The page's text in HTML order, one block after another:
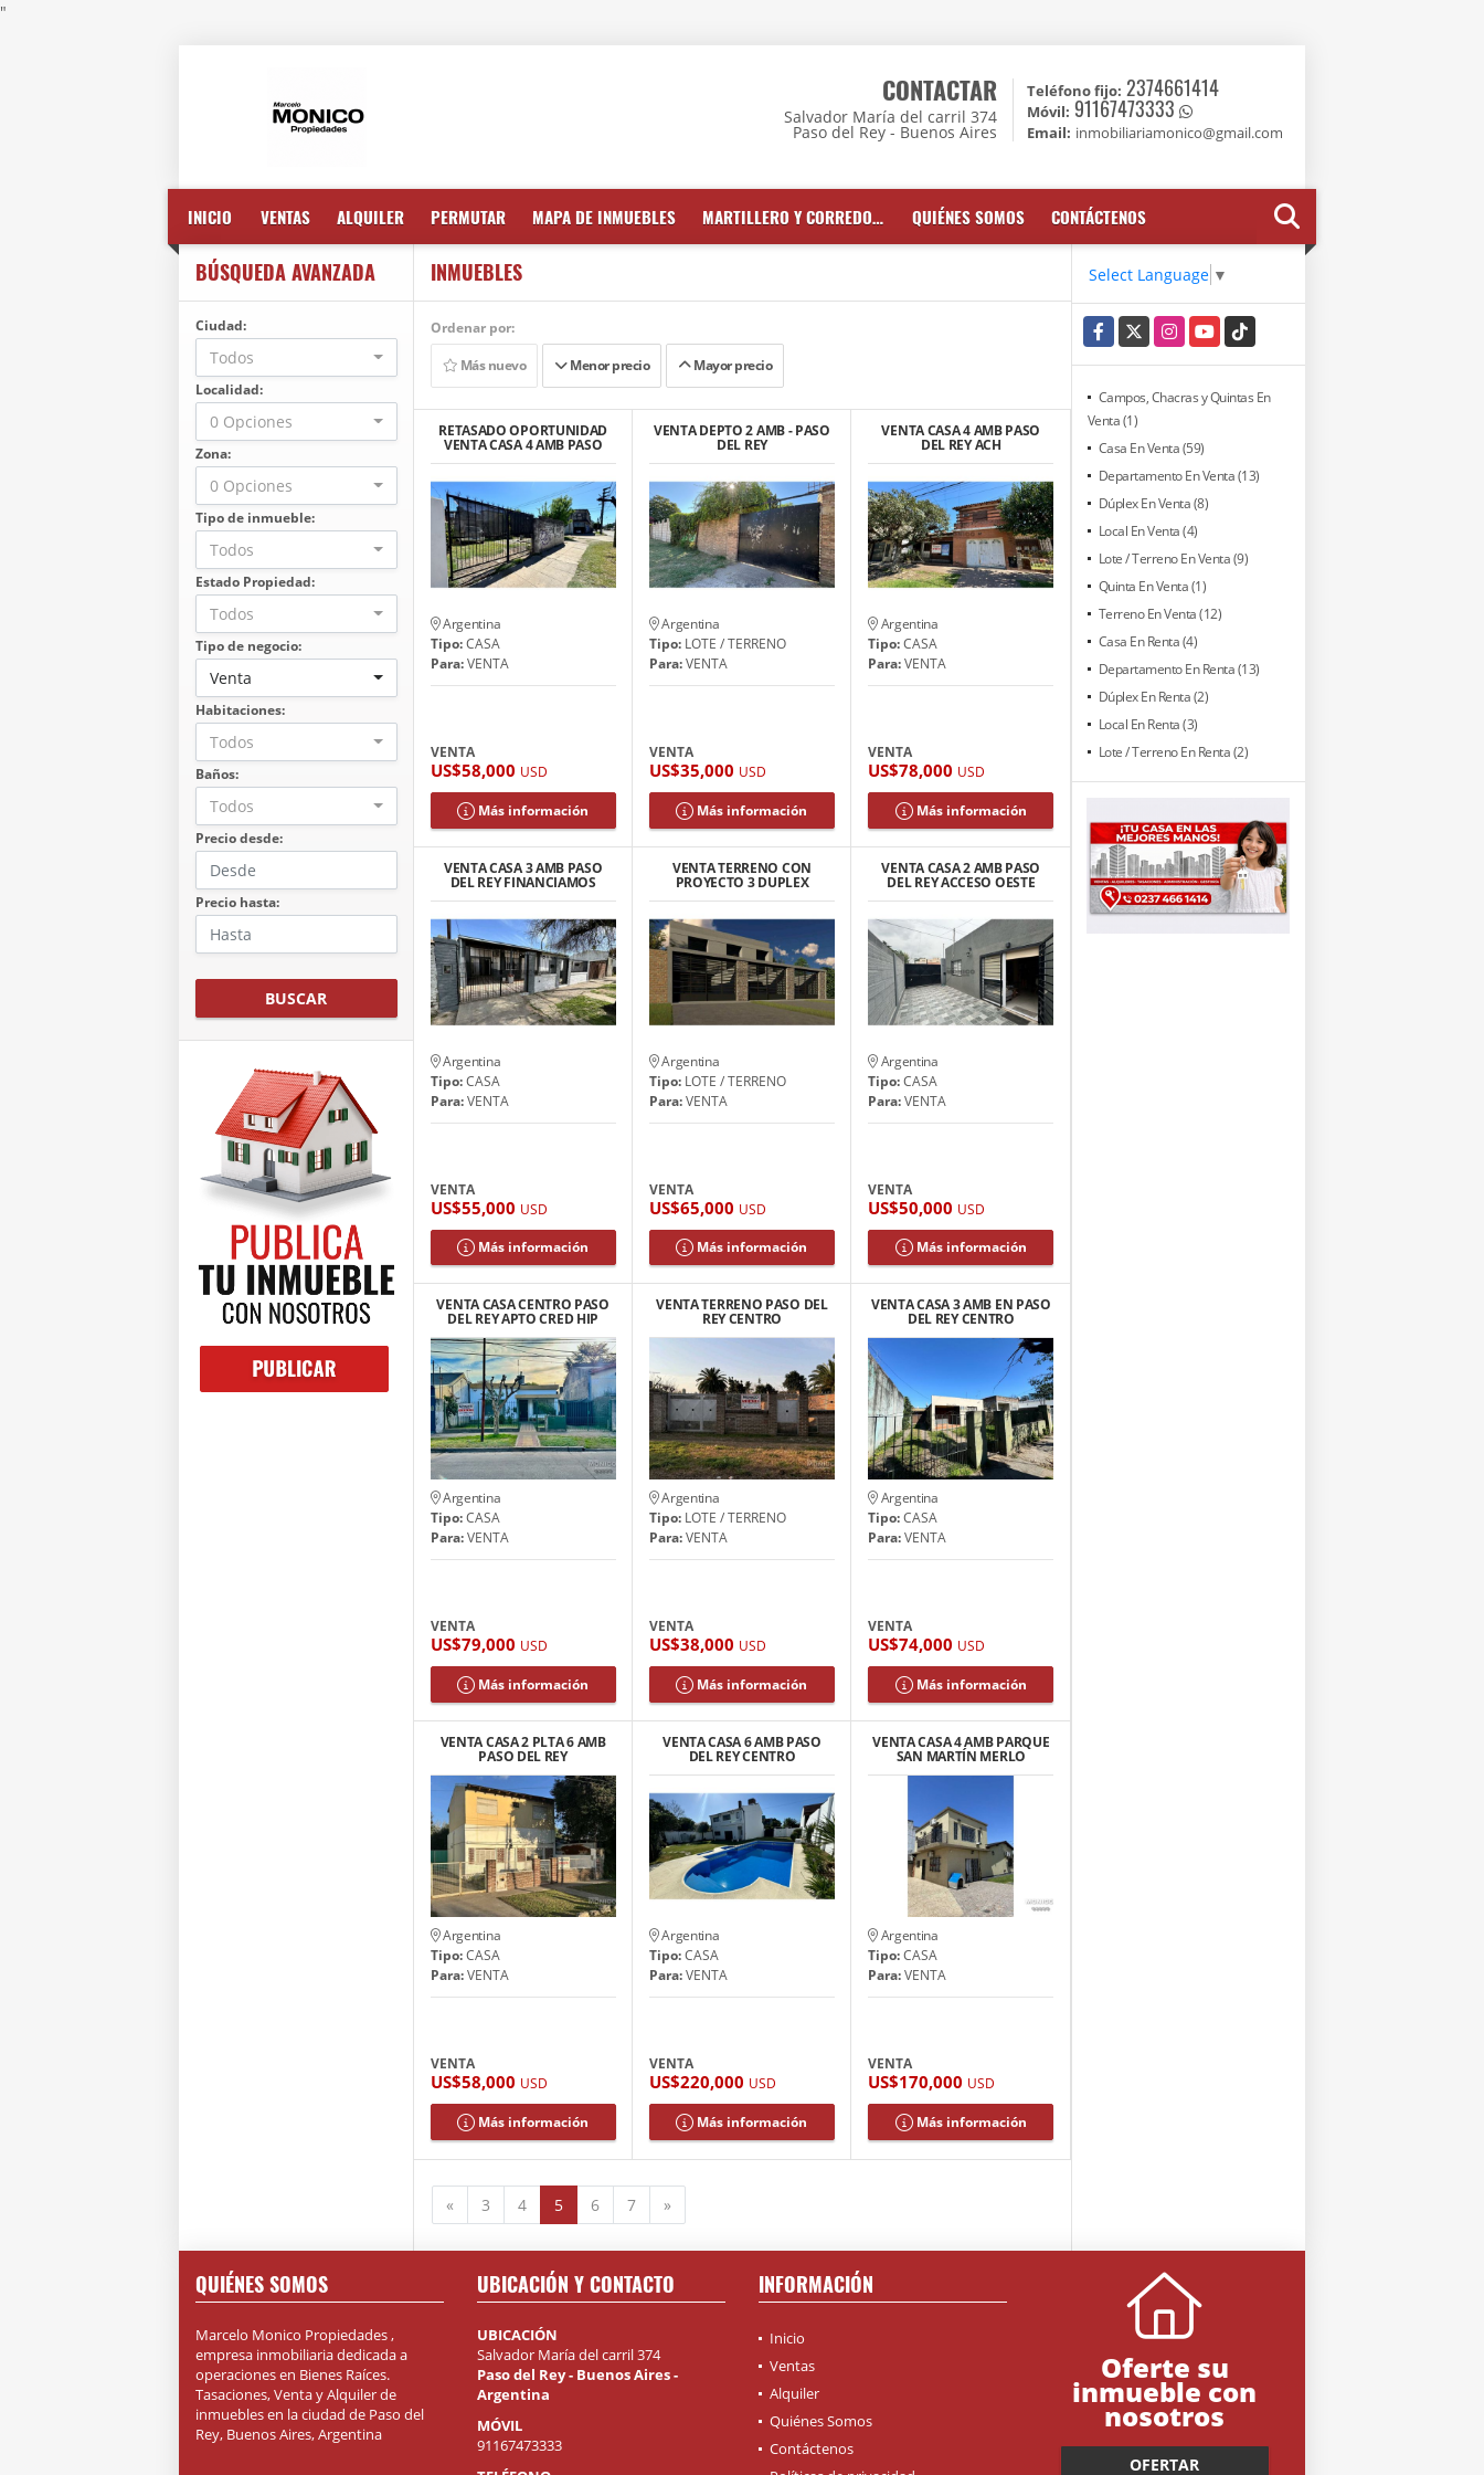
"
CONTACTAR
Salvador María del carril 374
Paso del Rey - Buenos Aires
Teléfono fijo: 2374661414
Móvil: 91167473333
Email: inmobiliariamonico@gmail.com
INICIO VENTAS ALQUILER PERMUTAR MAPA DE INMUEBLES MARTILLERO Y CORREDOR INMOBILIARIO QUIÉNES SOMOS CONTÁCTENOS
BÚSQUEDA AVANZADA
Ciudad:
Todos
Localidad:
0 Opciones
Zona:
0 Opciones
Tipo de inmueble:
Todos
Estado Propiedad:
Todos
Tipo de negocio:
Venta
Habitaciones:
Todos
Baños:
Todos
Precio desde:
Precio hasta:
BUSCAR
INMUEBLES
Ordenar por:
Más nuevo
Menor precio Mayor precio
RETASADO OPORTUNIDAD
VENTA CASA 4 AMB PASO
DEL REY
Argentina
Tipo:CASA
Para:VENTA
VENTA
US$58,000 USD
Más información
VENTA DEPTO 2 AMB - PASO
DEL REY
Argentina
Tipo:LOTE / TERRENO
Para:VENTA
VENTA
US$35,000 USD
Más información
VENTA CASA 4 AMB PASO
DEL REY ACH
Argentina
Tipo:CASA
Para:VENTA
VENTA
US$78,000 USD
Más información
VENTA CASA 3 AMB PASO
DEL REY FINANCIAMOS
Argentina
Tipo:CASA
Para:VENTA
VENTA
US$55,000 USD
Más información
VENTA TERRENO CON
PROYECTO 3 DUPLEX
Argentina
Tipo:LOTE / TERRENO
Para:VENTA
VENTA
US$65,000 USD
Más información
VENTA CASA 2 AMB PASO
DEL REY ACCESO OESTE
Argentina
Tipo:CASA
Para:VENTA
VENTA
US$50,000 USD
Más información
VENTA CASA CENTRO PASO
DEL REY APTO CRED HIP
Argentina
Tipo:CASA
Para:VENTA
VENTA
US$79,000 USD
Más información
VENTA TERRENO PASO DEL
REY CENTRO
Argentina
Tipo:LOTE / TERRENO
Para:VENTA
VENTA
US$38,000 USD
Más información
VENTA CASA 3 AMB EN PASO
DEL REY CENTRO
Argentina
Tipo:CASA
Para:VENTA
VENTA
US$74,000 USD
Más información
VENTA CASA 2 PLTA 6 AMB
PASO DEL REY
Argentina
Tipo:CASA
Para:VENTA
VENTA
US$58,000 USD
Más información
VENTA CASA 6 AMB PASO
DEL REY CENTRO
Argentina
Tipo:CASA
Para:VENTA
VENTA
US$220,000 USD
Más información
VENTA CASA 4 AMB PARQUE
SAN MARTÍN MERLO
Argentina
Tipo:CASA
Para:VENTA
VENTA
US$170,000 USD
Más información
«Anterior
3 4 5 6 7 »Siguiente
Select Language ▼
Facebook
X InstagramYouTubeTikTok
Campos, Chacras y Quintas En
Venta (1)
Casa En Venta (59)
Departamento En Venta (13)
Dúplex En Venta (8)
Local En Venta (4)
Lote / Terreno En Venta (9)
Quinta En Venta (1)
Terreno En Venta (12)
Casa En Renta (4)
Departamento En Renta (13)
Dúplex En Renta (2)
Local En Renta (3)
Lote / Terreno En Renta (2)
QUIÉNES SOMOS
Marcelo Monico Propiedades ,
empresa inmobiliaria dedicada a
operaciones en Bienes Raíces.
Tasaciones, Venta y Alquiler de
inmuebles en la ciudad de Paso del
Rey, Buenos Aires, Argentina
UBICACIÓN Y CONTACTO
UBICACIÓN
Salvador María del carril 374
Paso del Rey - Buenos Aires -
Argentina
MÓVIL
91167473333
INFORMACIÓN
Inicio
Ventas
Alquiler
Quiénes Somos
Contáctenos
Oferte su
inmueble con
nosotros
OFERTAR